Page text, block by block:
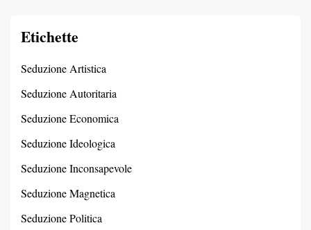
Etichette
Seduzione Artistica
Seduzione Autoritaria
Seduzione Economica
Seduzione Ideologica
Seduzione Inconsapevole
Seduzione Magnetica
Seduzione Politica